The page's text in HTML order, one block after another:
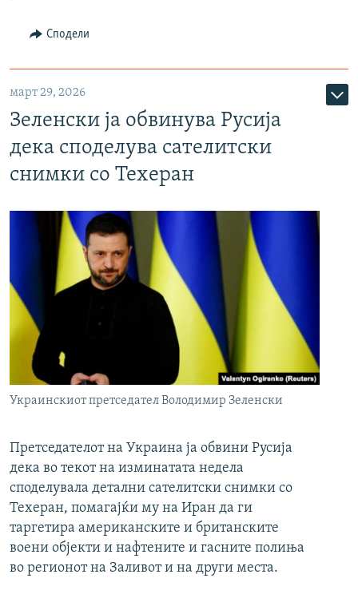
Сподели
март 29, 2026
Зеленски ја обвинува Русија
дека споделува сателитски
снимки со Техеран
Украинскиот претседател Володимир Зеленски
Претседателот на Украина ја обвини Русија
дека во текот на изминатата недела
споделувала детални сателитски снимки со
Техеран, помагајќи му на Иран да ги
таргетира американските и британските
воени објекти и нафтените и гасните полиња
во регионот на Заливот и на други места.